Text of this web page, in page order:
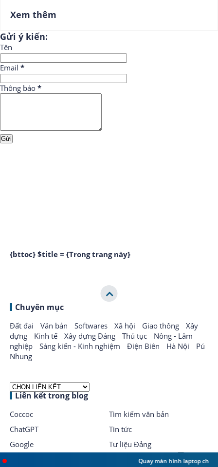
Xem thêm
Gửi ý kiến:
Tên
Email *
Thông báo *
{bttoc} $title = {Trong trang này}
Quay màn hình laptop chạy
Chuyên mục
Đất đai Văn bản Softwares Xã hội Giao thông
Xây
dựng
Kinh tế Xây dựng Đảng Thủ tục
Nông - Lâm
nghiệp
Sáng kiến - Kinh nghiệm Điện Biên Hà Nội
Pú
Nhung
Liên kết trong blog
Coccoc
Tìm kiếm văn bản
ChatGPT
Tin tức
Google
Tư liệu Đảng